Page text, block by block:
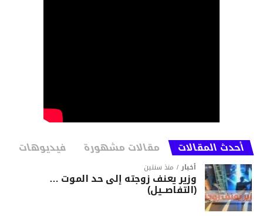
أحدث المقالات مقالات مشهورة فيديوهات
أخبار منذ سنتين
وزير يعنف زوجته إلى حد الموت …
(التفاصــيل)